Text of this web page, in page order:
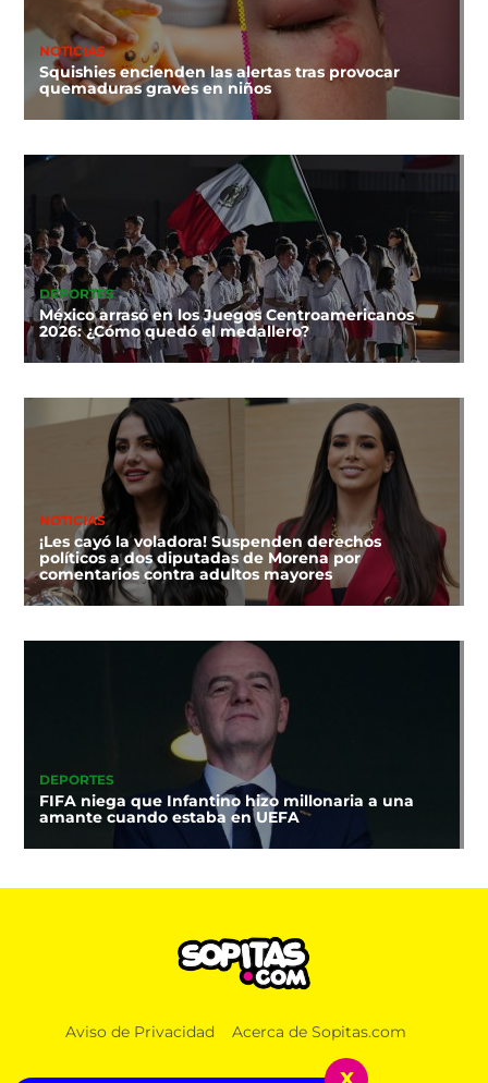
NOTICIAS
Squishies encienden las alertas tras provocar
quemaduras graves en niños
DEPORTES
México arrasó en los Juegos Centroamericanos
2026: ¿Cómo quedó el medallero?
NOTICIAS
¡Les cayó la voladora! Suspenden derechos
políticos a dos diputadas de Morena por
comentarios contra adultos mayores
DEPORTES
FIFA niega que Infantino hizo millonaria a una
amante cuando estaba en UEFA
Aviso de Privacidad Acerca de Sopitas.com
x